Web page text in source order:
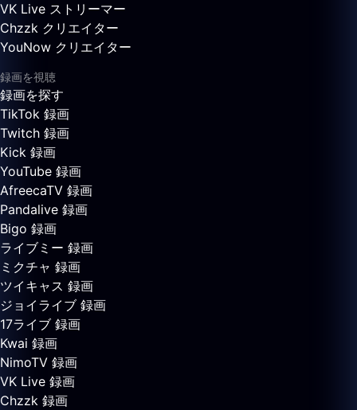
VK Live ストリーマー
Chzzk クリエイター
YouNow クリエイター
録画を視聴
録画を探す
TikTok 録画
Twitch 録画
Kick 録画
YouTube 録画
AfreecaTV 録画
Pandalive 録画
Bigo 録画
ライブミー 録画
ミクチャ 録画
ツイキャス 録画
ジョイライブ 録画
17ライブ 録画
Kwai 録画
NimoTV 録画
VK Live 録画
Chzzk 録画